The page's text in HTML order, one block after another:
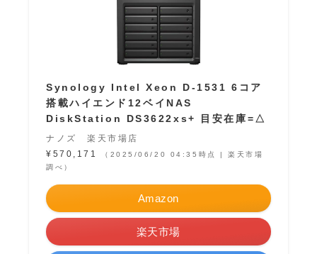
Synology Intel Xeon D-1531 6コア
搭載ハイエンド12ベイNAS
DiskStation DS3622xs+ 目安在庫=△
ナノズ 楽天市場店
¥570,171
（2025/06/20 04:35時点 | 楽天市場
調べ）
Amazon
楽天市場